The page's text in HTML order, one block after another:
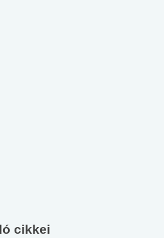
cikkei